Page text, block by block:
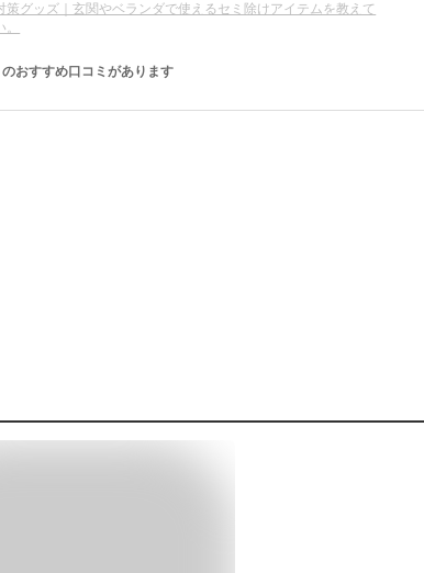
策グッズ｜玄関やベランダで使えるセミ除けアイテムを教えて
のおすすめ口コミがあります